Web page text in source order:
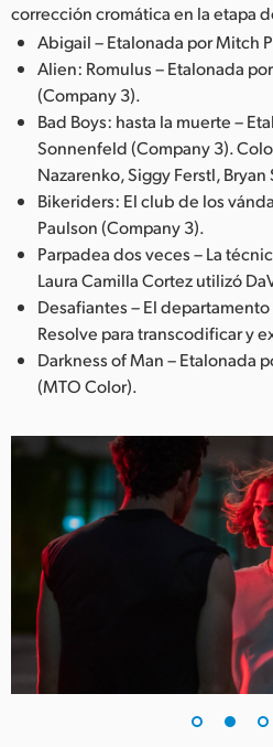
Netherlands
New Zealand
Norway
Poland
Portugal
Singapore
South Africa
España
Chinese Taipei
Turkey
corrección cromática en la etapa
Abigail – Etalonada por Mitch
Alien: Romulus – Etalonada
(Company 3).
Bad Boys: hasta la muerte –
Sonnenfeld (Company 3).
Nazarenko, Siggy Ferstl, Bryan
Bikeriders: El club de los
Paulson (Company 3).
Parpadea dos veces – La
Laura Camilla Cortez utilizó
Desafiantes – El
Resolve para transcodificar y
Darkness of Man – Etalonada
(MTO Color).